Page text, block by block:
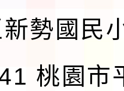
勢國民
桃園市